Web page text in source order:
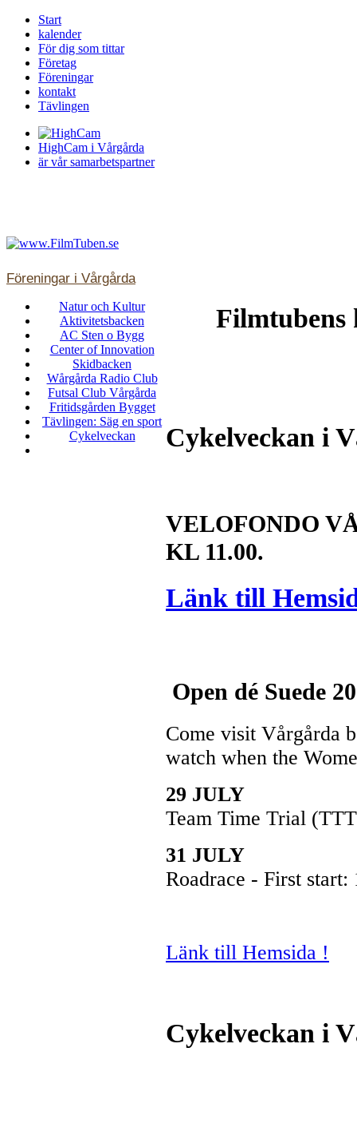
Start
kalender
För dig som tittar
Företag
Föreningar
kontakt
Tävlingen
HighCam i Vårgårda
är vår samarbetspartner
Föreningar i Vårgårda
Natur och Kultur
Aktivitetsbacken
AC Sten o Bygg
Center of Innovation
Skidbacken
Wårgårda Radio Club
Futsal Club Vårgårda
Fritidsgården Bygget
Tävlingen: Säg en sport
Cykelveckan
Filmtubens
Cykelveckan i
VELOFONDO
KL 11.00.
Länk till
Open dé Suede
Come visit Vårgårda
watch when the
29 JULY
Team Time Trial
31 JULY
Roadrace - First start:
Länk till Hemsida !
Cykelveckan i